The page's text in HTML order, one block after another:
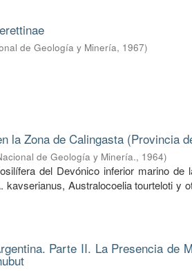
de Geología y Minería, 1967)
la Zona de Calingasta (Provincia
de Geología y Minería., 1964)
del Devónico inferior marino de
Australocoelia tourteloti y
Parte II. La Presencia de